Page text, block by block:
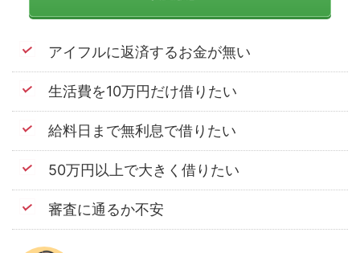
アイフルに返済するお金が無い
生活費を10万円だけ借りたい
給料日まで無利息で借りたい
50万円以上で大きく借りたい
審査に通るか不安